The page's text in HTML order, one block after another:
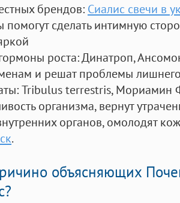
брендов: Сиалис свечи в
помогут сделать интимную
роста: Динатроп,
и решат проблемы
Tribulus terrestris, Мориамин
организма, вернут
органов, омолодят
.
объясняющих